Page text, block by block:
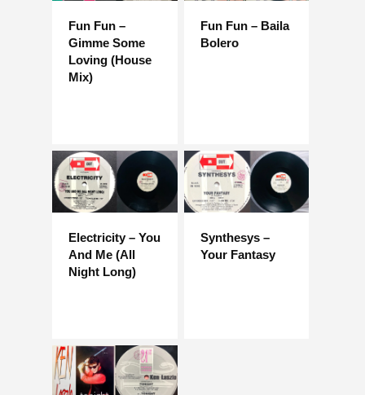
Fun Fun –
Gimme Some
Loving (House
Mix)
Fun Fun – Baila
Bolero
Electricity – You
And Me (All
Night Long)
Synthesys –
Your Fantasy